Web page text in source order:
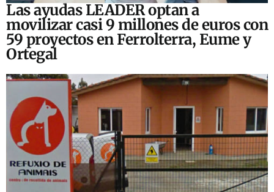
Las ayudas LEADER optan a
movilizar casi 9 millones de euros con
59 proyectos en Ferrolterra, Eume y
Ortegal